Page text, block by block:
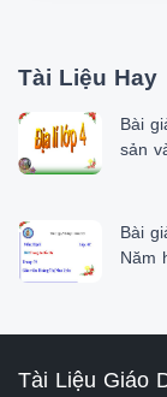
Tài Liệu Hay
Bài
sản
Bài
Năm
Tài Liệu Giáo